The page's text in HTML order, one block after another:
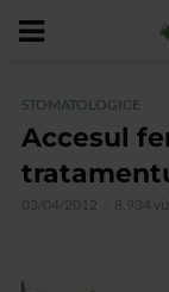
STOMATOLOGICE
Accesul
03/04/2012 8.934